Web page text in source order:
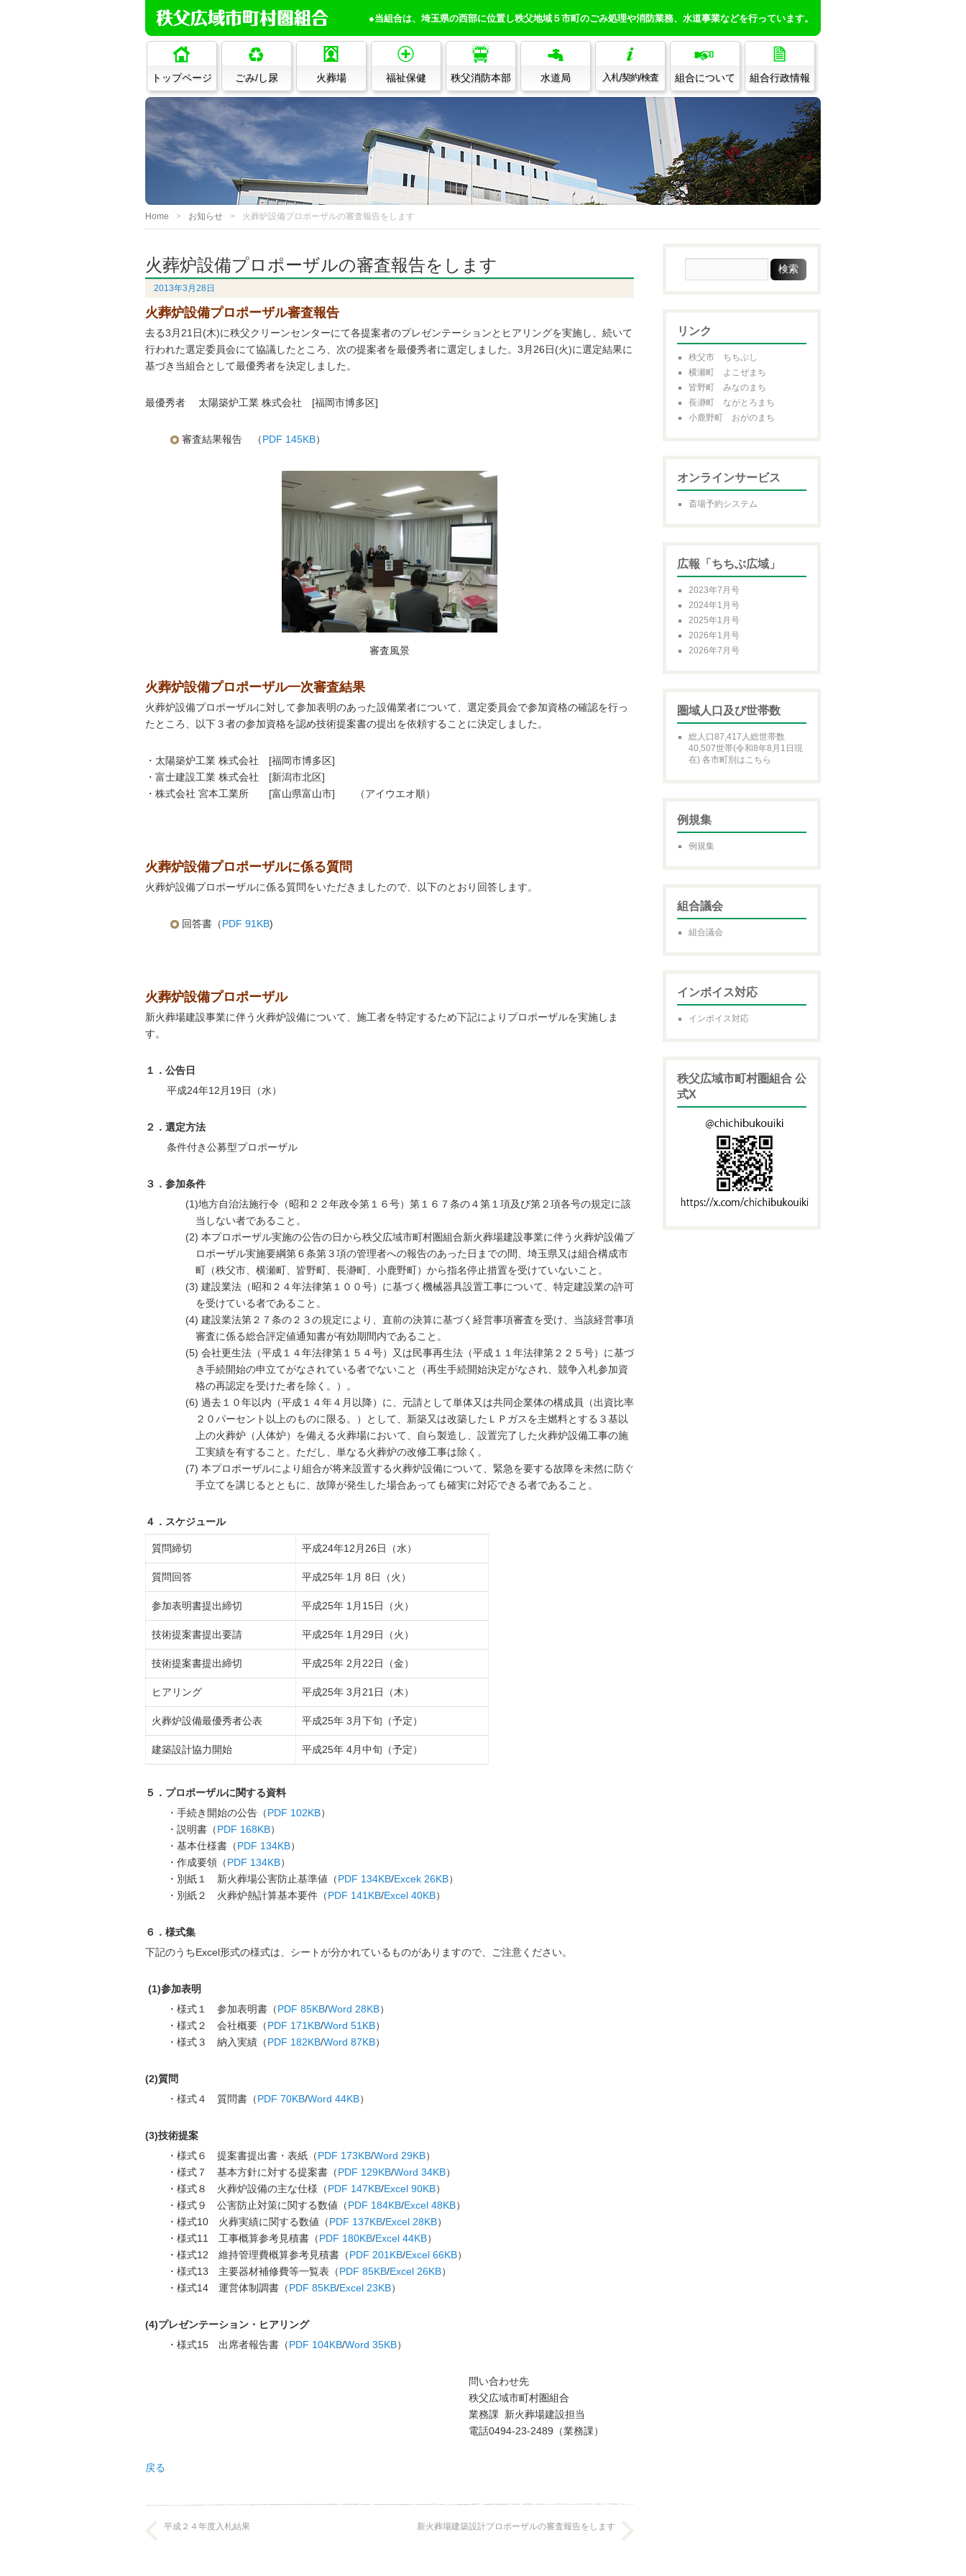
●当組合は、埼玉県の西部に位置し秩父地域５市町のごみ処理や消防業務、水道事業などを行っています。
トップページ ごみ/し尿 火葬場 福祉保健 秩父消防本部 水道局 入札/契約/検査 組合について 組合行政情報
Home お知らせ 火葬炉設備プロポーザルの審査報告をします
火葬炉設備プロポーザルの審査報告をします
2013年3月28日
火葬炉設備プロポーザル審査報告
去る3月21日(木)に秩父クリーンセンターにて各提案者のプレゼンテーションとヒアリングを実施し、続いて
行われた選定委員会にて協議したところ、次の提案者を最優秀者に選定しました。3月26日(火)に選定結果に
基づき当組合として最優秀者を決定しました。
最優秀者 太陽築炉工業 株式会社 [福岡市博多区]
審査結果報告 （PDF 145KB）
審査風景
火葬炉設備プロポーザル一次審査結果
火葬炉設備プロポーザルに対して参加表明のあった設備業者について、選定委員会で参加資格の確認を行っ
たところ、以下３者の参加資格を認め技術提案書の提出を依頼することに決定しました。
・太陽築炉工業 株式会社 [福岡市博多区]
・富士建設工業 株式会社 [新潟市北区]
・株式会社 宮本工業所 [富山県富山市] （アイウエオ順）
火葬炉設備プロポーザルに係る質問
火葬炉設備プロポーザルに係る質問をいただきましたので、以下のとおり回答します。
回答書（PDF 91KB)
火葬炉設備プロポーザル
新火葬場建設事業に伴う火葬炉設備について、施工者を特定するため下記によりプロポーザルを実施しま
す。
１．公告日
平成24年12月19日（水）
２．選定方法
条件付き公募型プロポーザル
３．参加条件
(1)地方自治法施行令（昭和２２年政令第１６号）第１６７条の４第１項及び第２項各号の規定に該
当しない者であること。
(2) 本プロポーザル実施の公告の日から秩父広域市町村圏組合新火葬場建設事業に伴う火葬炉設備プ
ロポーザル実施要綱第６条第３項の管理者への報告のあった日までの間、埼玉県又は組合構成市
町（秩父市、横瀬町、皆野町、長瀞町、小鹿野町）から指名停止措置を受けていないこと。
(3) 建設業法（昭和２４年法律第１００号）に基づく機械器具設置工事について、特定建設業の許可
を受けている者であること。
(4) 建設業法第２７条の２３の規定により、直前の決算に基づく経営事項審査を受け、当該経営事項
審査に係る総合評定値通知書が有効期間内であること。
(5) 会社更生法（平成１４年法律第１５４号）又は民事再生法（平成１１年法律第２２５号）に基づ
き手続開始の申立てがなされている者でないこと（再生手続開始決定がなされ、競争入札参加資
格の再認定を受けた者を除く。）。
(6) 過去１０年以内（平成１４年４月以降）に、元請として単体又は共同企業体の構成員（出資比率
２０パーセント以上のものに限る。）として、新築又は改築したＬＰガスを主燃料とする３基以
上の火葬炉（人体炉）を備える火葬場において、自ら製造し、設置完了した火葬炉設備工事の施
工実績を有すること。ただし、単なる火葬炉の改修工事は除く。
(7) 本プロポーザルにより組合が将来設置する火葬炉設備について、緊急を要する故障を未然に防ぐ
手立てを講じるとともに、故障が発生した場合あっても確実に対応できる者であること。
４．スケジュール
質問締切 平成24年12月26日（水）
質問回答 平成25年 1月 8日（火）
参加表明書提出締切 平成25年 1月15日（火）
技術提案書提出要請 平成25年 1月29日（火）
技術提案書提出締切 平成25年 2月22日（金）
ヒアリング 平成25年 3月21日（木）
火葬炉設備最優秀者公表 平成25年 3月下旬（予定）
建築設計協力開始 平成25年 4月中旬（予定）
５．プロポーザルに関する資料
・手続き開始の公告（PDF 102KB）
・説明書（PDF 168KB）
・基本仕様書（PDF 134KB）
・作成要領（PDF 134KB）
・別紙１ 新火葬場公害防止基準値（PDF 134KB/Excek 26KB）
・別紙２ 火葬炉熱計算基本要件（PDF 141KB/Excel 40KB）
６．様式集
下記のうちExcel形式の様式は、シートが分かれているものがありますので、ご注意ください。
(1)参加表明
・様式１ 参加表明書（PDF 85KB/Word 28KB）
・様式２ 会社概要（PDF 171KB/Word 51KB）
・様式３ 納入実績（PDF 182KB/Word 87KB）
(2)質問
・様式４ 質問書（PDF 70KB/Word 44KB）
(3)技術提案
・様式６ 提案書提出書・表紙（PDF 173KB/Word 29KB）
・様式７ 基本方針に対する提案書（PDF 129KB/Word 34KB）
・様式８ 火葬炉設備の主な仕様（PDF 147KB/Excel 90KB）
・様式９ 公害防止対策に関する数値（PDF 184KB/Excel 48KB）
・様式10 火葬実績に関する数値（PDF 137KB/Excel 28KB）
・様式11 工事概算参考見積書（PDF 180KB/Excel 44KB）
・様式12 維持管理費概算参考見積書（PDF 201KB/Excel 66KB）
・様式13 主要器材補修費等一覧表（PDF 85KB/Excel 26KB）
・様式14 運営体制調書（PDF 85KB/Excel 23KB）
(4)プレゼンテーション・ヒアリング
・様式15 出席者報告書（PDF 104KB/Word 35KB）
問い合わせ先
秩父広域市町村圏組合
業務課 新火葬場建設担当
電話0494-23-2489（業務課）
戻る
平成２４年度入札結果 新火葬場建築設計プロポーザルの審査報告をします
リンク
秩父市 ちちぶし
横瀬町 よこぜまち
皆野町 みなのまち
長瀞町 ながとろまち
小鹿野町 おがのまち
オンラインサービス
斎場予約システム
広報「ちちぶ広域」
2023年7月号
2024年1月号
2025年1月号
2026年1月号
2026年7月号
圏域人口及び世帯数
総人口87,417人総世帯数
40,507世帯(令和8年8月1日現
在) 各市町別はこちら
例規集
例規集
組合議会
組合議会
インボイス対応
インボイス対応
秩父広域市町村圏組合 公
式X